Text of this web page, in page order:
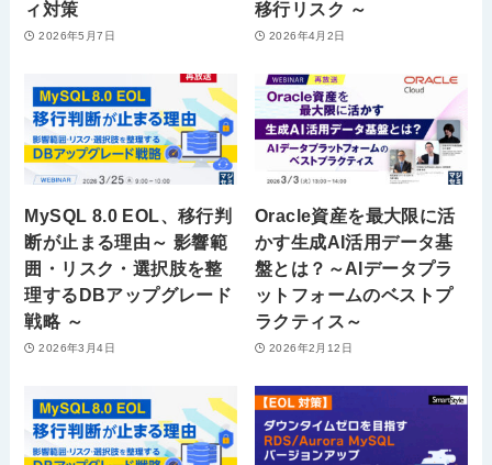
ィ対策
2026年5月7日
移行リスク ～
2026年4月2日
MySQL 8.0 EOL、移行判
断が止まる理由～ 影響範
囲・リスク・選択肢を整
理するDBアップグレード
戦略 ～
2026年3月4日
Oracle資産を最大限に活
かす生成AI活用データ基
盤とは？～AIデータプラ
ットフォームのベストプ
ラクティス～
2026年2月12日